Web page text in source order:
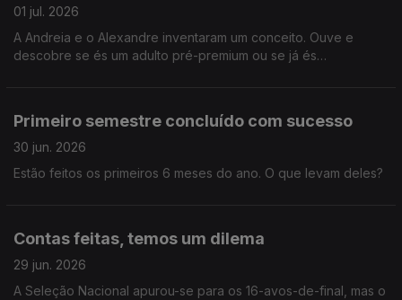
01 jul. 2026
A Andreia e o Alexandre inventaram um conceito. Ouve e
descobre se és um adulto pré-premium ou se já és
Primeiro semestre concluído com sucesso
30 jun. 2026
Estão feitos os primeiros 6 meses do ano. O que levam deles?
Contas feitas, temos um dilema
29 jun. 2026
A Seleção Nacional apurou-se para os 16-avos-de-final, mas o